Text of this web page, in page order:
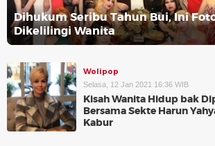
Dihukum Seribu Tahun Bui, Ini
Dikelilingi Wanita
Wolipop
Selasa, 12 Jan 2021 16:36 WIB
Kisah Wanita Hidup bak
Bersama Sekte Harun
Kabur